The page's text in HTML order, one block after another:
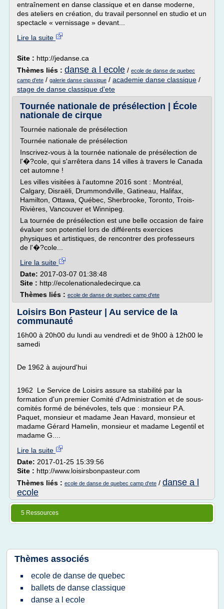
entraînement en danse classique et en danse moderne,
des ateliers en création, du travail personnel en studio et un
spectacle « vernissage » devant...
Lire la suite
Site : http://jedanse.ca
Thèmes liés : danse a l ecole / ecole de danse de quebec
camp d'ete / galerie danse classique / academie danse classique /
stage de danse classique d'ete
Tournée nationale de présélection | École
nationale de cirque
Tournée nationale de présélection
Tournée nationale de présélection
Inscrivez-vous à la tournée nationale de présélection de
l'�?cole, qui s'arrêtera dans 14 villes à travers le Canada
cet automne !
Les villes visitées à l'automne 2016 sont : Montréal,
Calgary, Disraëli, Drummondville, Gatineau, Halifax,
Hamilton, Ottawa, Québec, Sherbrooke, Toronto, Trois-
Rivières, Vancouver et Winnipeg.
La tournée de présélection est une belle occasion de faire
évaluer son potentiel lors de différents exercices
physiques et artistiques, de rencontrer des professeurs
de l'�?cole...
Lire la suite
Date: 2017-03-07 01:38:48
Site : http://ecolenationaledecirque.ca
Thèmes liés : ecole de danse de quebec camp d'ete
Loisirs Bon Pasteur | Au service de la
communauté
16h00 à 20h00 du lundi au vendredi et de 9h00 à 12h00 le
samedi
De 1962 à aujourd'hui
1962 Le Service de Loisirs assure sa stabilité par la
formation d'un premier Comité d'Administration et de sous-
comités formé de bénévoles, tels que : monsieur P.A.
Paquet, monsieur et madame Jean Havard, monsieur et
madame Gérard Hamelin, monsieur et madame Legentil et
madame G....
Lire la suite
Date: 2017-01-25 15:39:56
Site : http://www.loisirsbonpasteur.com
Thèmes liés : ecole de danse de quebec camp d'ete / danse a l
ecole
5 Ressources
Thèmes associés
ecole de danse de quebec
ballets de danse classique
danse a l ecole